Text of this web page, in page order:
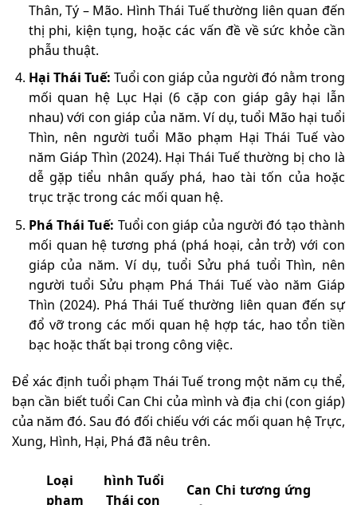
Thân, Tý – Mão. Hình Thái Tuế thường liên quan đến
thị phi, kiện tụng, hoặc các vấn đề về sức khỏe cần
phẫu thuật.
Hại Thái Tuế: Tuổi con giáp của người đó nằm trong
mối quan hệ Lục Hại (6 cặp con giáp gây hại lẫn
nhau) với con giáp của năm. Ví dụ, tuổi Mão hại tuổi
Thìn, nên người tuổi Mão phạm Hại Thái Tuế vào
năm Giáp Thìn (2024). Hại Thái Tuế thường bị cho là
dễ gặp tiểu nhân quấy phá, hao tài tốn của hoặc
trục trặc trong các mối quan hệ.
Phá Thái Tuế: Tuổi con giáp của người đó tạo thành
mối quan hệ tương phá (phá hoại, cản trở) với con
giáp của năm. Ví dụ, tuổi Sửu phá tuổi Thìn, nên
người tuổi Sửu phạm Phá Thái Tuế vào năm Giáp
Thìn (2024). Phá Thái Tuế thường liên quan đến sự
đổ vỡ trong các mối quan hệ hợp tác, hao tổn tiền
bạc hoặc thất bại trong công việc.
Để xác định tuổi phạm Thái Tuế trong một năm cụ thể,
bạn cần biết tuổi Can Chi của mình và địa chi (con giáp)
của năm đó. Sau đó đối chiếu với các mối quan hệ Trực,
Xung, Hình, Hại, Phá đã nêu trên.
Loại hình
phạm Thái
Tuổi
con
Can Chi tương ứng